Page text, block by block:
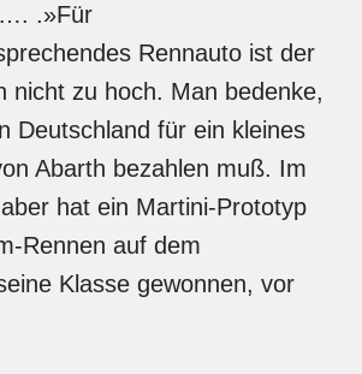
.»Für
Rennauto ist der
nicht zu hoch. Man bedenke,
Deutschland für ein kleines
Abarth bezahlen muß. Im
hat ein Martini-Prototyp
Rennen auf dem
Klasse gewonnen, vor